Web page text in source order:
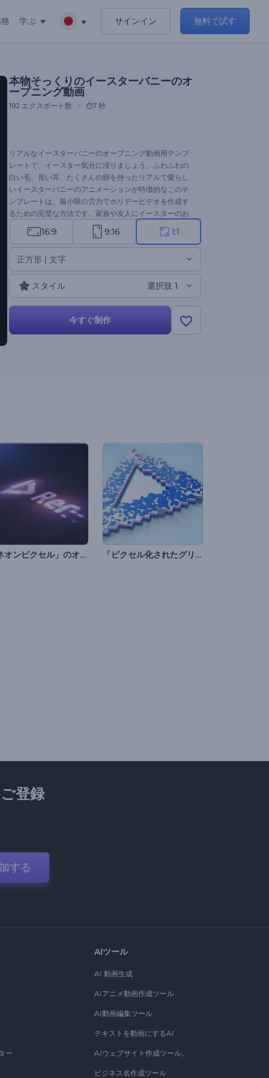
学ぶ サインイン 無料で試す
本物そっくりのイースターバニーのオ
ープニング動画
192 エクスポート数 7 秒
リアルなイースターバニーのオープニング動画用テンプ
レートで、イースター気分に浸りましょう。ふわふわの
白い毛、長い耳、たくさんの卵を持ったリアルで愛らし
いイースターバニーのアニメーションが特徴的なこのテ
ンプレートは、最小限の労力でホリデービデオを作成す
るための完璧な方法です。家族や友人にイースターのお
祝いを送ったり、ビジネスのイースター・スペシャルを
宣伝したり、大切な人をホリデー・イベントに招待した
り、このテンプレートを使えば、楽しく簡単にできま
す。メッセージを入力し、ロゴを挿入し、華やかな音楽
トラックを追加すれば、数分で世界にひとつだけのイー
スター動画が完成します。さあ、今すぐ作成して、イー
スターの楽しみを始めましょう！
16:9 9:16 1:1
正方形 | 文字
スタイル 選択肢 1
今すぐ制作
「ネオンピクセル」のオープニング動画 「ピクセル化されたグリッチ」ロゴ動画
登録
する
ー
AIツール
AI 動画生成
AIアニメ動画作成ツール
AI動画編集ツール
テキストを動画にするAI
AIウェブサイト作成ツール。
ビジネス名作成ツール